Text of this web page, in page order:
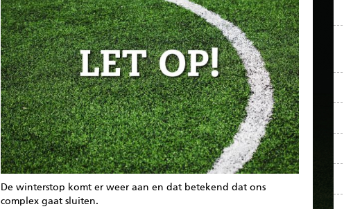
De winterstop komt er weer aan en dat betekend dat ons
complex gaat sluiten.